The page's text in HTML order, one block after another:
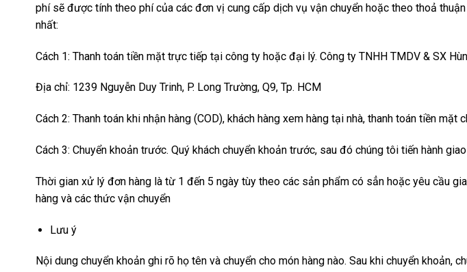
phí sẽ được tính theo phí của các đơn vị cung cấp dịch vụ vận chuyển hoặc theo thoả
nhất:
Cách 1: Thanh toán tiền mặt trực tiếp tại công ty hoặc đại lý. Công ty TNHH TMDV & SX
Địa chỉ: 1239 Nguyễn Duy Trinh, P. Long Trường, Q9, Tp. HCM
Cách 2: Thanh toán khi nhận hàng (COD), khách hàng xem hàng tại nhà, thanh toán tiền mặt
Cách 3: Chuyển khoản trước. Quý khách chuyển khoản trước, sau đó chúng tôi tiến hành
Thời gian xử lý đơn hàng là từ 1 đến 5 ngày tùy theo các sản phẩm có sẳn hoặc yêu cầu
hàng và các thức vận chuyển
Lưu ý
Nội dung chuyển khoản ghi rõ họ tên và chuyển cho món hàng nào. Sau khi chuyển khoản,